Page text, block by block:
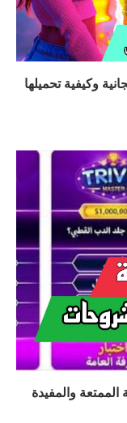
وكيفية تحميلها
الممتعة والمفيدة